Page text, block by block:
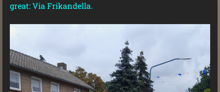
great: Via Frikandella.